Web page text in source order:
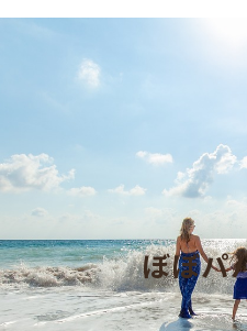
ぼぼパ